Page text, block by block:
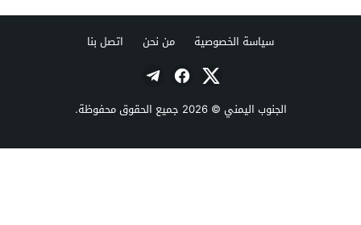
سياسة الخصوصية من نحن اتصل بنا
الجنوب اليمني © 2026 جميع الحقوق محفوظة.